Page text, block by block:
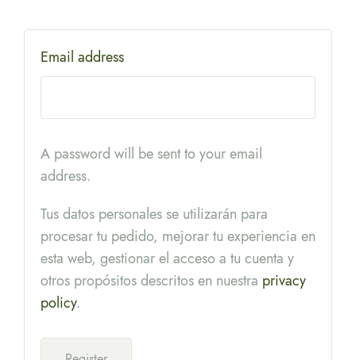
Email address
A password will be sent to your email
address.
Tus datos personales se utilizarán para
procesar tu pedido, mejorar tu experiencia en
esta web, gestionar el acceso a tu cuenta y
otros propósitos descritos en nuestra privacy
policy.